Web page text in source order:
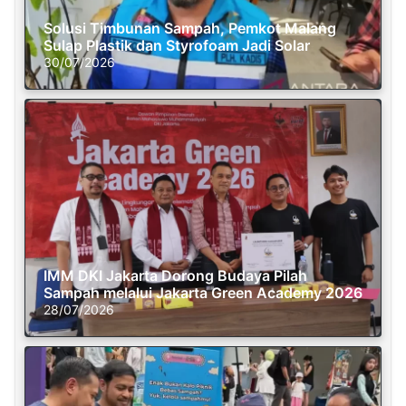
Solusi Timbunan Sampah, Pemkot Malang
Sulap Plastik dan Styrofoam Jadi Solar
30/07/2026
IMM DKI Jakarta Dorong Budaya Pilah
Sampah melalui Jakarta Green Academy 2026
28/07/2026